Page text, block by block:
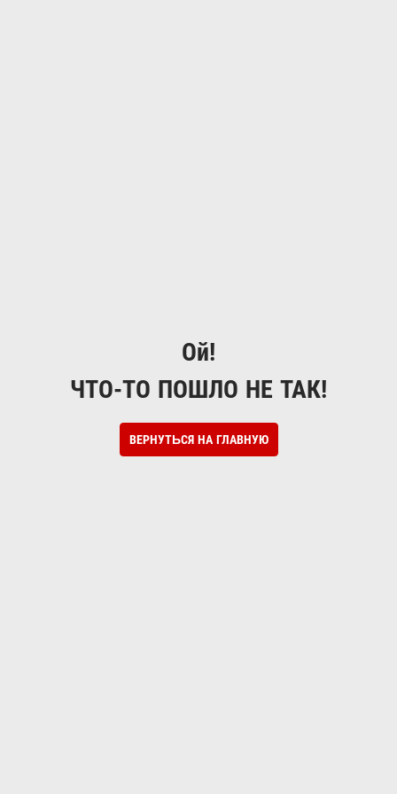
Ой!
ЧТО-ТО ПОШЛО НЕ ТАК!
ВЕРНУТЬСЯ НА ГЛАВНУЮ